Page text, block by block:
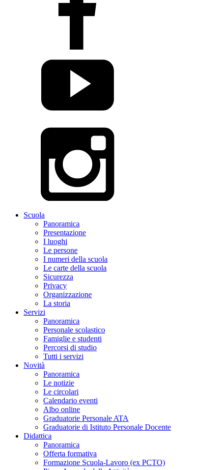
Scuola
Panoramica
Presentazione
I luoghi
Le persone
I numeri della scuola
Le carte della scuola
Sicurezza
Privacy
Organizzazione
La storia
Servizi
Panoramica
Personale scolastico
Famiglie e studenti
Percorsi di studio
Tutti i servizi
Novità
Panoramica
Le notizie
Le circolari
Calendario eventi
Albo online
Graduatorie Personale ATA
Graduatorie di Istituto Personale Docente
Didattica
Panoramica
Offerta formativa
Formazione Scuola-Lavoro (ex PCTO)